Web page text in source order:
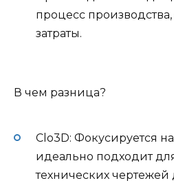
процесс
затраты.
В чем разница?
Clo3D: Фокусируется
идеально подходит
технических чертежей